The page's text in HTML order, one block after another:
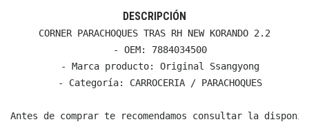
DESCRIPCIÓN
CORNER PARACHOQUES TRAS RH NEW KORANDO 2.2
  - OEM: 7884034500
  - Marca producto: Original Ssangyong
  - Categoría: CARROCERIA / PARACHOQUES
Antes de comprar te recomendamos consultar la